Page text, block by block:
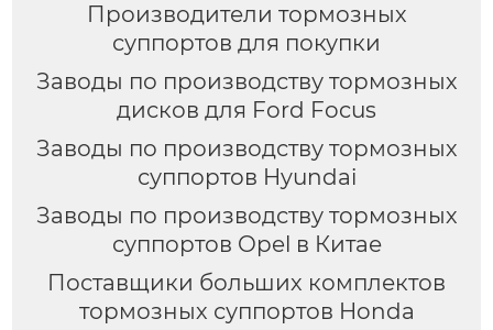
Производители тормозных
суппортов для покупки
Заводы по производству тормозных
дисков для Ford Focus
Заводы по производству тормозных
суппортов Hyundai
Заводы по производству тормозных
суппортов Opel в Китае
Поставщики больших комплектов
тормозных суппортов Honda